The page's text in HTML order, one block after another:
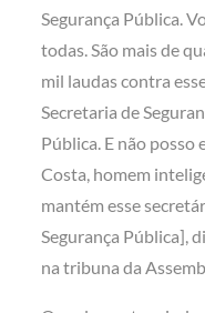
Segurança Pública.
todas. São mais de
mil laudas contra
Secretaria de
Pública. E não
Costa, homem
mantém esse
Segurança Pública],
na tribuna da